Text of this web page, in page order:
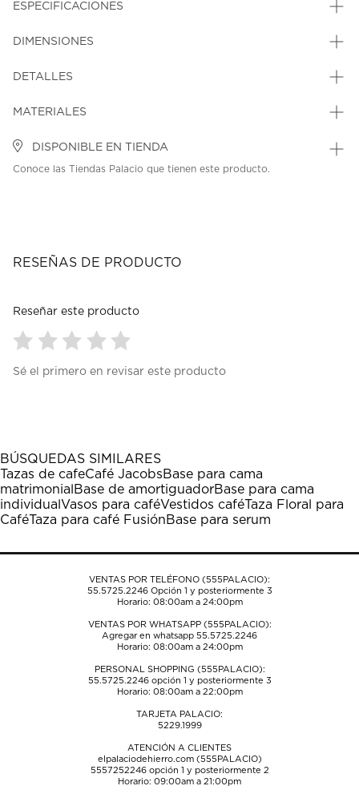
ESPECIFICACIONES
DIMENSIONES
DETALLES
MATERIALES
DISPONIBLE EN TIENDA
Conoce las Tiendas Palacio que tienen este producto.
RESEÑAS DE PRODUCTO
Reseñar este producto
para
1
estrella
Esta
acción
abrirá
el
de
para
estrellas.
Esta
acción
abrirá
el
de
para
estrellas.
Esta
acción
abrirá
el
de
para
estrellas.
Esta
acción
abrirá
el
de
para
estrellas.
Esta
acción
abrirá
el
de
Sé el primero en revisar este producto
BÚSQUEDAS SIMILARES
Tazas de cafeCafé JacobsBase para cama
matrimonial Base de amortiguadorBase para cama
individual Vasos para caféVestidos caféTaza Floral para
CaféTaza para café FusiónBase para serum
VENTAS POR TELÉFONO (555PALACIO):
55.5725.2246Opción 1 y posteriormente 3
Horario: 08:00am a 24:00pm
VENTAS POR WHATSAPP (555PALACIO):
Agregar en whatsapp 55.5725.2246
Horario: 08:00am a 24:00pm
PERSONAL SHOPPING (555PALACIO):
55.5725.2246opción 1 y posteriormente 3
Horario: 08:00am a 22:00pm
TARJETA PALACIO:
5229.1999
ATENCIÓN A CLIENTES
elpalaciodehierro.com (555PALACIO)
5557252246opción 1 y posteriormente 2
Horario: 09:00am a 21:00pm